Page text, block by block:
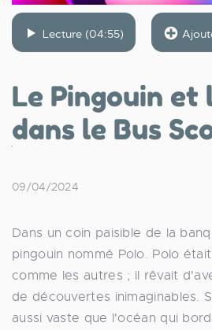
Lecture (04:55)
Le Pingouin et
dans le Bus
09/04/2024
Dans un coin paisible de la
pingouin nommé Polo. Polo
comme les autres ; il rêvait
de découvertes inimaginables.
aussi vaste que l'océan qui